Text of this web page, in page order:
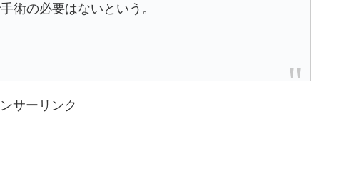
術の必要はないという。
サーリンク